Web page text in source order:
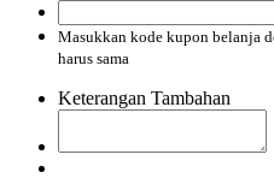
Masukkan kode kupon belanja
harus sama
Keterangan Tambahan